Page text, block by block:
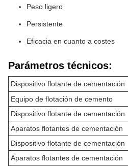
Peso ligero
Persistente
Eficacia en cuanto a costes
Parámetros técnicos:
Dispositivo flotante de cementación
Equipo de flotación de cemento
Dispositivo flotante de cementación
Aparatos flotantes de cementación
Dispositivo flotante de cementación
Aparatos flotantes de cementación